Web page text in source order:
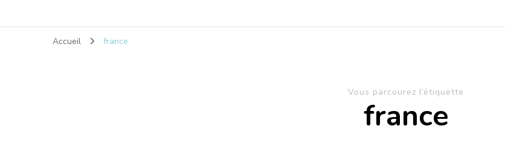
Accueil france
Vous parcourez l’étiquette
france